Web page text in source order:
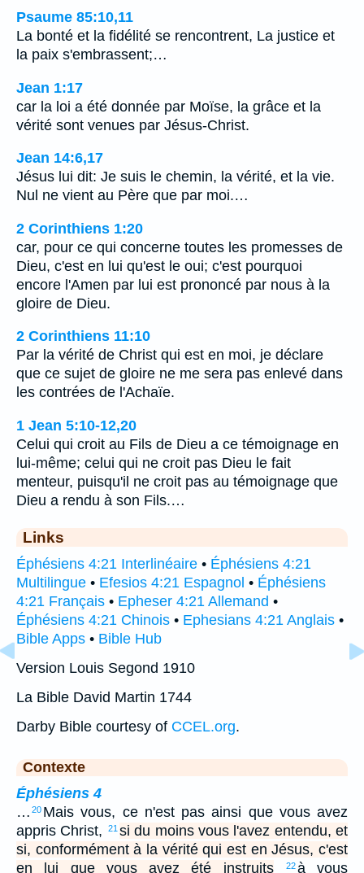
Psaume 85:10,11
La bonté et la fidélité se rencontrent, La justice et
la paix s'embrassent;…
Jean 1:17
car la loi a été donnée par Moïse, la grâce et la
vérité sont venues par Jésus-Christ.
Jean 14:6,17
Jésus lui dit: Je suis le chemin, la vérité, et la vie.
Nul ne vient au Père que par moi.…
2 Corinthiens 1:20
car, pour ce qui concerne toutes les promesses de
Dieu, c'est en lui qu'est le oui; c'est pourquoi
encore l'Amen par lui est prononcé par nous à la
gloire de Dieu.
2 Corinthiens 11:10
Par la vérité de Christ qui est en moi, je déclare
que ce sujet de gloire ne me sera pas enlevé dans
les contrées de l'Achaïe.
1 Jean 5:10-12,20
Celui qui croit au Fils de Dieu a ce témoignage en
lui-même; celui qui ne croit pas Dieu le fait
menteur, puisqu'il ne croit pas au témoignage que
Dieu a rendu à son Fils.…
Links
Éphésiens 4:21 Interlinéaire • Éphésiens 4:21
Multilingue • Efesios 4:21 Espagnol • Éphésiens
4:21 Français • Epheser 4:21 Allemand •
Éphésiens 4:21 Chinois • Ephesians 4:21 Anglais •
Bible Apps • Bible Hub
Version Louis Segond 1910
La Bible David Martin 1744
Darby Bible courtesy of CCEL.org.
Contexte
Éphésiens 4
… 20 Mais vous, ce n'est pas ainsi que vous avez
appris Christ,
21 si du moins vous l'avez entendu, et
si, conformément à la vérité qui est en Jésus, c'est
en lui que vous avez été instruits
22à vous